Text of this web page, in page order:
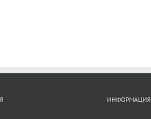
ИНФОРМАЦИЯ